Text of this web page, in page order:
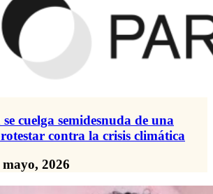
cuelga semidesnuda de una
contra la crisis climática
mayo, 2026